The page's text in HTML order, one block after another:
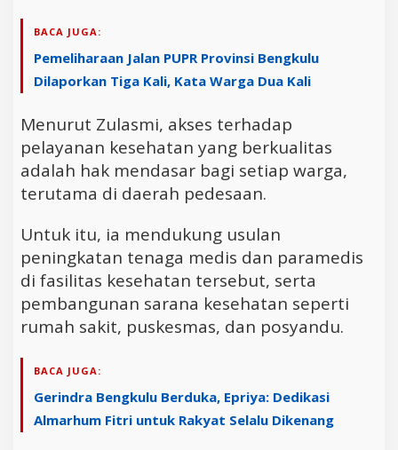
BACA JUGA:
Pemeliharaan Jalan PUPR Provinsi Bengkulu
Dilaporkan Tiga Kali, Kata Warga Dua Kali
Menurut Zulasmi, akses terhadap
pelayanan kesehatan yang berkualitas
adalah hak mendasar bagi setiap warga,
terutama di daerah pedesaan.
Untuk itu, ia mendukung usulan
peningkatan tenaga medis dan paramedis
di fasilitas kesehatan tersebut, serta
pembangunan sarana kesehatan seperti
rumah sakit, puskesmas, dan posyandu.
BACA JUGA:
Gerindra Bengkulu Berduka, Epriya: Dedikasi
Almarhum Fitri untuk Rakyat Selalu Dikenang